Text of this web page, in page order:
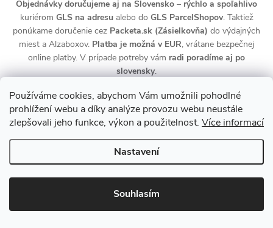
Používáme cookies, abychom Vám umožnili pohodlné
prohlížení webu a díky analýze provozu webu neustále
zlepšovali jeho funkce, výkon a použitelnost. Více informací
Nastavení
Souhlasím
Objednávky doručujeme aj na Slovensko – rýchlo a spoľahlivo
kuriérom GLS na adresualebo do GLS ParcelShopov. Taktiež
ponúkame doručenie cez Packeta.sk (Zásielkovňa) do výdajných
miest a Alzaboxov. Platba je možná v EUR, vrátane bezpečnej
online platby. V prípade potreby vám radi poradíme aj po
slovensky.
Copyright 2026zdravotnidoplnky.com. Všechna práva vyhrazena.
Upravit nastavení cookies